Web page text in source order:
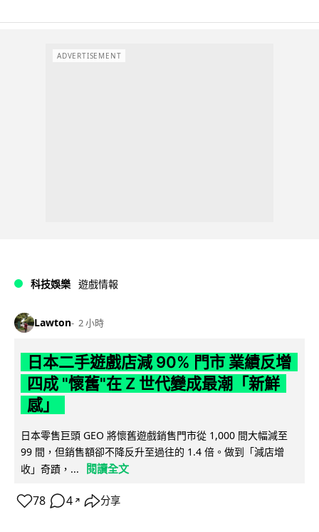
ADVERTISEMENT
科技娛樂 遊戲情報
Lawton 2 小時
日本二手遊戲店減 90% 門市 業績反增
四成 "懷舊"在 Z 世代變成最潮「新鮮
感」
日本零售巨頭 GEO 將懷舊遊戲銷售門市從 1,000 間大幅減至
99 間，但銷售額卻不降反升至過往的 1.4 倍。做到「減店增
收」奇蹟，...
閱讀全文
78 4 ↗ 分享